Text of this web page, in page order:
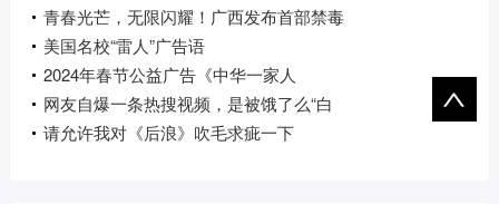
青春光芒，无限闪耀！广西发布首部禁毒
美国名校“雷人”广告语
2024年春节公益广告《中华一家人
网友自爆一条热搜视频，是被饿了么“白
请允许我对《后浪》吹毛求疵一下